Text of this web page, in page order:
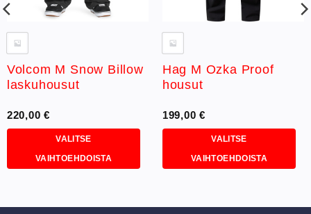
Volcom M Snow Billow
laskuhousut
220,00€
VALITSE
VAIHTOEHDOISTA
on
Hag M Ozka Proof
housut
199,00€
VALITSE
VAIHTOEHDOISTA
on